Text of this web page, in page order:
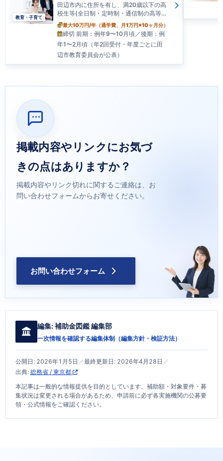
教育・子育て
田辺市内に住所を有し、満20歳以下の高
校生等(全日制・定時制・通信制の高等
学…最大10万円/年（通学費、月1万円×10ヶ月分）
締切 前期：例年9〜10月頃／後期：例
年1〜2月頃（年2回受付・年度ごとに田
辺市教育委員会が公表）
掲載内容やリンクにお気づ
きの点はありますか？
掲載内容やリンク切れに関するご連絡は、お
問い合わせフォームからお寄せください。
お問い合わせフォーム
編集:補助金図鑑 編集部
一次情報を確認する編集体制（編集方針・検証方法）
公開日: 2026年1月5日 ／最終更新日: 2026年4月28日 ／
出典: 総務省 / 東京都
本記事は一般的な情報提供を目的としています。補助額・対象要件・募
集状況は変更される場合があるため、申請前に必ず各実施機関の公募要
領・公式情報をご確認ください。